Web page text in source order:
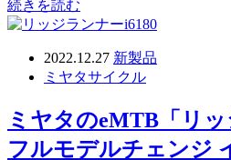
続きを読む
2022.12.27 新製品
ミヤタサイクル
ミヤタのeMTB「リ
フルモデルチェンジ